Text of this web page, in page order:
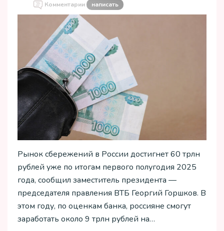
Комментарии написать
Рынок сбережений в России достигнет 60 трлн
рублей уже по итогам первого полугодия 2025
года, сообщил заместитель президента —
председателя правления ВТБ Георгий Горшков. В
этом году, по оценкам банка, россияне смогут
заработать около 9 трлн рублей на…